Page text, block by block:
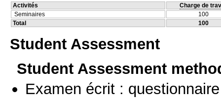
Activités
Charge de
Seminaires
100
Total
100
Student Assessment
Student Assessment
Examen écrit :